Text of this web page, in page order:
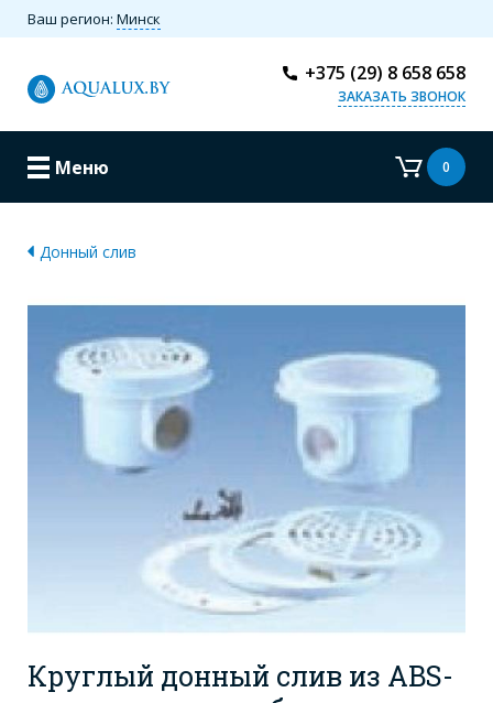
Ваш регион: Минск
+375 (29) 8 658 658
ЗАКАЗАТЬ ЗВОНОК
Меню 0
Донный слив
Круглый донный слив из ABS-